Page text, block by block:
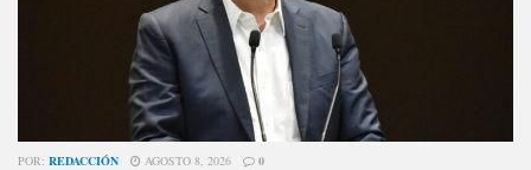
POR: REDACCIÓN AGOSTO 8, 2026 0